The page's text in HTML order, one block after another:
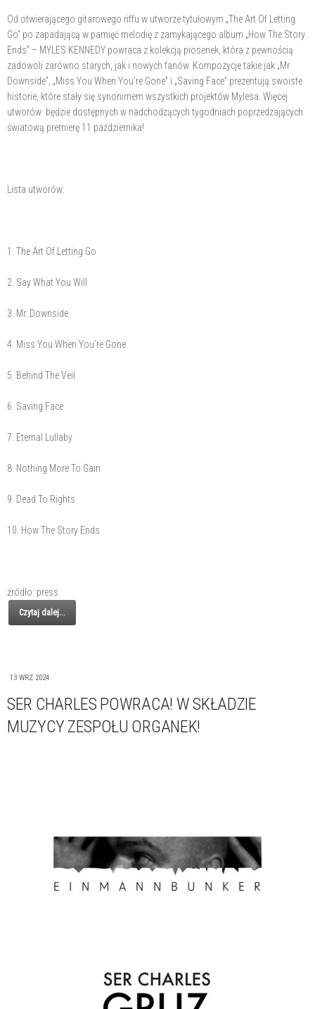
Od otwierającego gitarowego riffu w utworze tytułowym „The Art Of Letting
Go” po zapadającą w pamięć melodię z zamykającego album „How The Story
Ends” – MYLES KENNEDY powraca z kolekcją piosenek, która z pewnością
zadowoli zarówno starych, jak i nowych fanów. Kompozycje takie jak „Mr.
Downside”, „Miss You When You’re Gone” i „Saving Face” prezentują swoiste
historie, które stały się synonimem wszystkich projektów Mylesa. Więcej
utworów będzie dostępnych w nadchodzących tygodniach poprzedzających
światową premierę 11 października!
Lista utworów:
1. The Art Of Letting Go
2. Say What You Will
3. Mr. Downside
4. Miss You When You’re Gone
5. Behind The Veil
6. Saving Face
7. Eternal Lullaby
8. Nothing More To Gain
9. Dead To Rights
10. How The Story Ends
źródło: press
Czytaj dalej...
13 WRZ 2024
SER CHARLES POWRACA! W SKŁADZIE
MUZYCY ZESPOŁU ORGANEK!